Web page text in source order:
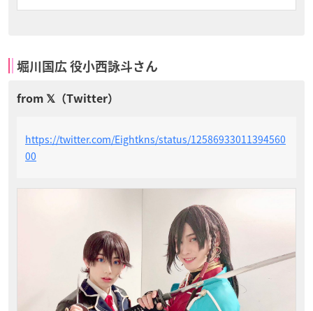
堀川国広 役小西詠斗さん
https://twitter.com/Eightkns/status/12586933011394560
00